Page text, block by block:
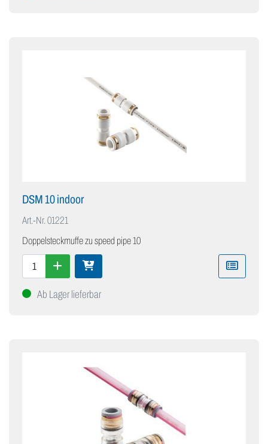
DSM 10 indoor
Art.-Nr.01221
Doppelsteckmuffe zu speed pipe 10
Ab Lager lieferbar